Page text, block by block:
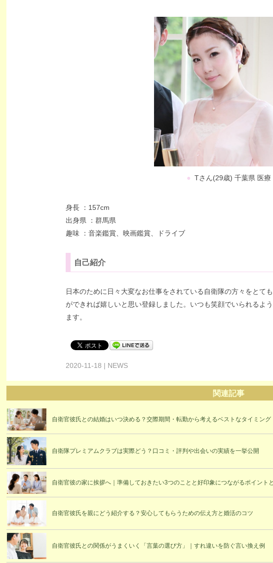
● Tさん(29歳) 千葉県 医療
身長 ：157cm
出身県 ：群馬県
趣味 ：音楽鑑賞、映画鑑賞、ドライブ
自己紹介
日本のために日々大変なお仕事をされている自衛隊の方々をとて
ができれば嬉しいと思い登録しました。いつも笑顔でいられるよ
ます。
2020-11-18 | NEWS
関連記事
自衛官彼氏との結婚はいつ決める？交際期間・転勤から考えるベストなタイミング
自衛隊プレミアムクラブは実際どう？口コミ・評判や出会いの実績を一挙公開
自衛官彼の家に挨拶へ｜準備しておきたい3つのことと好印象につながるポイント
自衛官彼氏を親にどう紹介する？安心してもらうための伝え方と婚活のコツ
自衛官彼氏との関係がうまくいく「言葉の選び方」｜すれ違いを防ぐ言い換え例